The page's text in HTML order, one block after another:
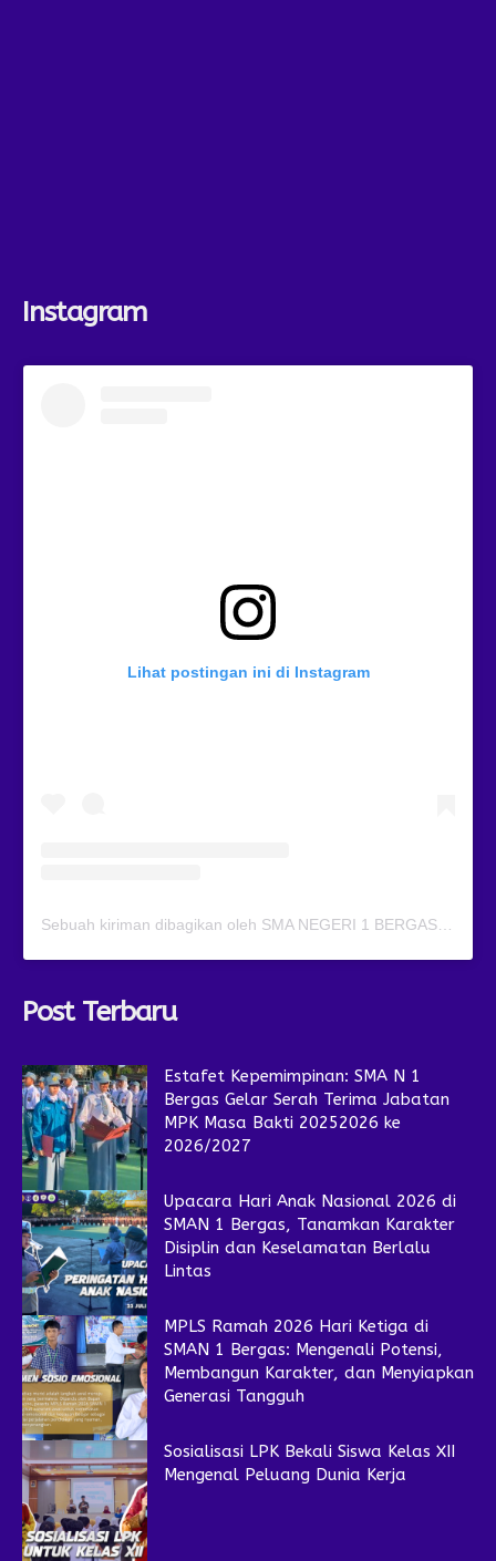
Instagram
Lihat postingan ini di Instagram
Post Terbaru
Estafet Kepemimpinan: SMA N 1
Bergas Gelar Serah Terima Jabatan
MPK Masa Bakti 20252026 ke
2026/2027
Upacara Hari Anak Nasional 2026 di
SMAN 1 Bergas, Tanamkan Karakter
Disiplin dan Keselamatan Berlalu
Lintas
MPLS Ramah 2026 Hari Ketiga di
SMAN 1 Bergas: Mengenali Potensi,
Membangun Karakter, dan Menyiapkan
Generasi Tangguh
Sosialisasi LPK Bekali Siswa Kelas XII
Mengenal Peluang Dunia Kerja